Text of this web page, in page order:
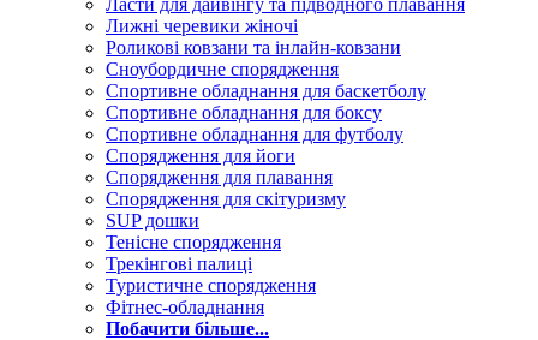
Ласти для дайвінгу та підводного плавання
Лижні черевики жіночі
Роликові ковзани та інлайн-ковзани
Сноубордичне спорядження
Спортивне обладнання для баскетболу
Спортивне обладнання для боксу
Спортивне обладнання для футболу
Спорядження для йоги
Спорядження для плавання
Спорядження для скітуризму
SUP дошки
Тенісне спорядження
Трекінгові палиці
Туристичне спорядження
Фітнес-обладнання
Побачити більше...